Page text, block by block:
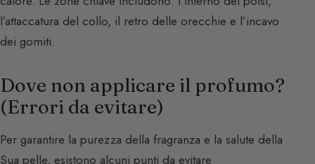
l’attaccatura del collo, il retro delle orecchie e l’incavo
dei gomiti.
Dove non applicare il profumo?
(Errori da evitare)
Per garantire la purezza della fragranza e la salute della
Sua pelle, esistono alcuni punti da evitare